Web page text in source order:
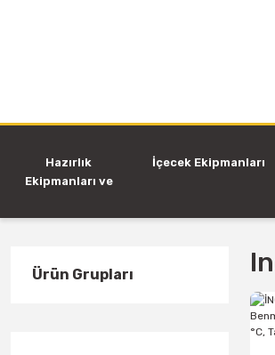
Hazırlık
Ekipmanları ve
İçecek Ekipmanları
Ürün Grupları